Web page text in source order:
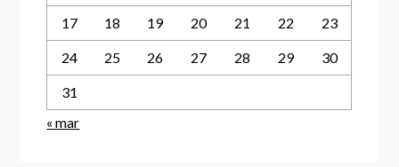
17 18 19 20 21 22 23
24 25 26 27 28 29 30
31
« mar